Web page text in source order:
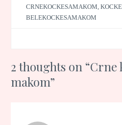
CRNEKOCKESAMAKOM ,
BELEKOCKESAMAKOM
2 thoughts on “Crne
makom”